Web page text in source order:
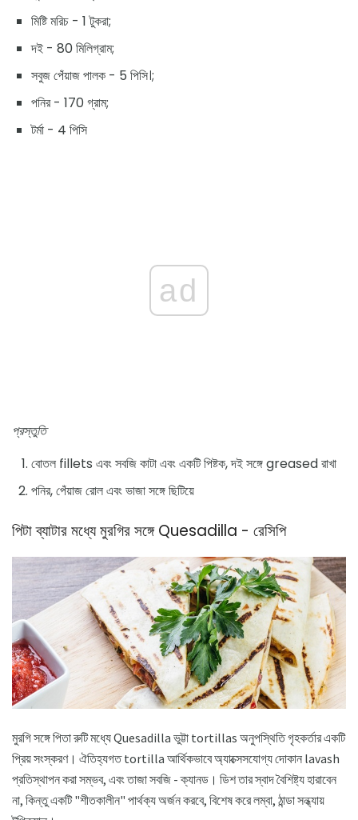
মিষ্টি মরিচ - 1 টুকরা;
দই - 80 মিলিগ্রাম;
সবুজ পেঁয়াজ পালক - 5 পিসি।;
পনির - 170 গ্রাম;
টর্মা - 4 পিসি
ad
প্রস্তুতি
বোতল fillets এবং সবজি কাটা এবং একটি পিষ্টক, দই সঙ্গে greased রাখা
পনির, পেঁয়াজ রোল এবং ভাজা সঙ্গে ছিটিয়ে
পিটা ব্যাটার মধ্যে মুরগির সঙ্গে Quesadilla - রেসিপি
মুরগি সঙ্গে পিতা রুটি মধ্যে Quesadilla ভুট্টা tortillas অনুপস্থিতি গৃহকর্তার একটি
প্রিয় সংস্করণ। ঐতিহ্যগত tortilla আর্থিকভাবে অ্যাক্সেসযোগ্য দোকান lavash
প্রতিস্থাপন করা সম্ভব, এবং তাজা সবজি - ক্যানড। ডিশ তার স্বাদ বৈশিষ্ট্য হারাবেন
না, কিন্তু একটি "শীতকালীন" পার্থক্য অর্জন করবে, বিশেষ করে লম্বা, ঠান্ডা সন্ধ্যায়